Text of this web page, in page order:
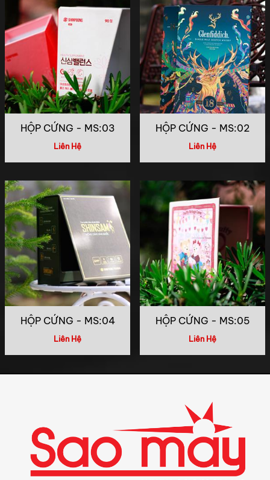
HỘP CỨNG - MS:03
Liên Hệ
HỘP CỨNG - MS:02
Liên Hệ
HỘP CỨNG - MS:04
Liên Hệ
HỘP CỨNG - MS:05
Liên Hệ